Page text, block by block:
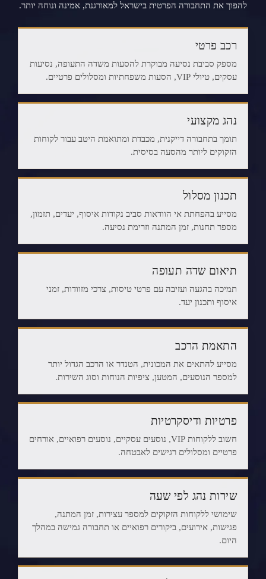
להפוך את התחבורה הפרטית בישראל למאורגנת, אמינה ונוחה יותר.
רכב פרטי
מספק סביבת נסיעה מבוקרת להסעות משדה התעופה, נסיעות
עסקים, טיולי VIP, הסעות משפחתיות ומסלולים פרטיים.
נהג מקצועי
תומך בתחבורה דייקנית, מכבדת ומתואמת היטב עבור לקוחות
הזקוקים ליותר מהסעה בסיסית.
תכנון מסלול
מסייע בהפחתת אי הוודאות סביב נקודות איסוף, יעדים, תזמון,
מספר תחנות, זמן המתנה וזרימת נסיעה.
תיאום שדה תעופה
תמיכה בהגעה ועזיבה עם פרטי טיסות, צרכי מזוודות, זמני
איסוף ותכנון יעד.
התאמת הרכב
מסייע להתאים את המכונית, הטנדר או הרכב הגדול יותר
למספר הנוסעים, המטען, ציפיות הנוחות וסוג השירות.
פרטיות ודיסקרטיות
חשוב ללקוחות VIP, נוסעים עסקיים, נוסעים רפואיים, אורחים
פרטיים ומסלולים רגישים לאבטחה.
שירות נהג לפי שעה
שימושי ללקוחות הזקוקים למספר עצירות, זמן המתנה,
פגישות, אירועים, ביקורים רפואיים או תחבורה גמישה במהלך
היום.